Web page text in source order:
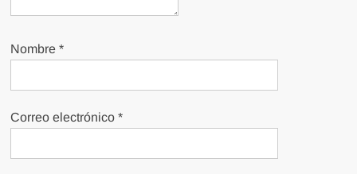
Nombre*
Correo electrónico*